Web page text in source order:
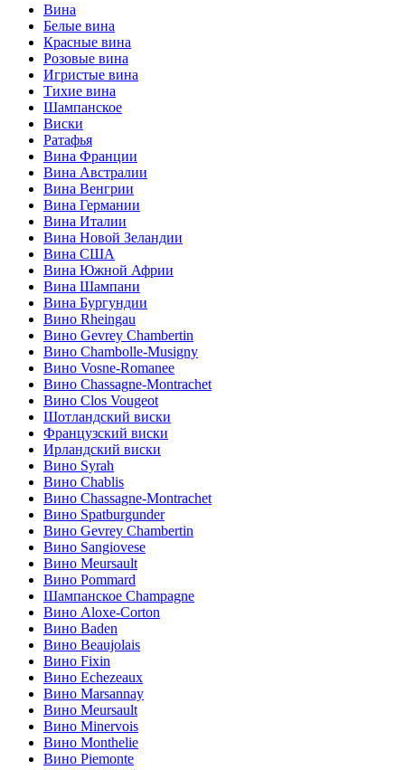
Вина
Белые вина
Красные вина
Розовые вина
Игристые вина
Тихие вина
Шампанское
Виски
Ратафья
Вина Франции
Вина Австралии
Вина Венгрии
Вина Германии
Вина Италии
Вина Новой Зеландии
Вина США
Вина Южной Африи
Вина Шампани
Вина Бургундии
Вино Rheingau
Вино Gevrey Chambertin
Вино Chambolle-Musigny
Вино Vosne-Romanee
Вино Chassagne-Montrachet
Вино Clos Vougeot
Шотландский виски
Французский виски
Ирландский виски
Вино Syrah
Вино Chablis
Вино Chassagne-Montrachet
Вино Spatburgunder
Вино Gevrey Chambertin
Вино Sangiovese
Вино Meursault
Вино Pommard
Шампанское Champagne
Вино Aloxe-Corton
Вино Baden
Вино Beaujolais
Вино Fixin
Вино Echezeaux
Вино Marsannay
Вино Meursault
Вино Minervois
Вино Monthelie
Вино Piemonte